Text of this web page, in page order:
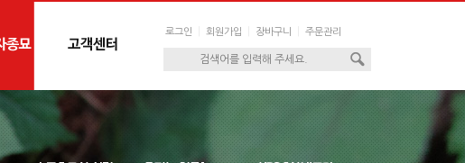
로그인 회원가입 장바구니 주문관리